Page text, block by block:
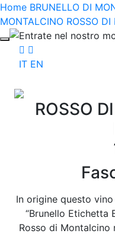
Home BRUNELLO DI
MONTALCINO ROSSO
Entrate nel nostro
IT EN
ROSSO
In origine questo
“Brunello Etichetta
Rosso di